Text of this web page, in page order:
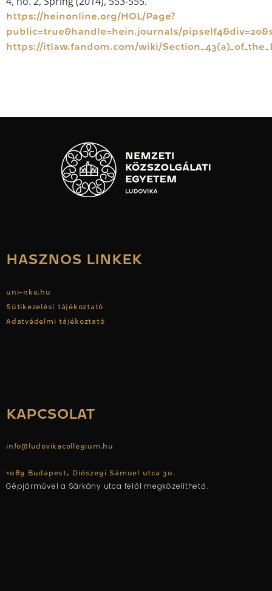
https://heinonline.org/HOL/Page?
public=true&handle=hein.journals/
https://itlaw.fandom.com/wiki/
HASZNOS LINKEK
uni-nke.hu
Sütikezelési tájékoztató
Adatvédelmi tájékoztató
KAPCSOLAT
info@ludovikacollegium.hu
1089 Budapest, Diószegi Sámuel utca 30.
Gépjárművel a Sárkány utca felől megközelíthető.